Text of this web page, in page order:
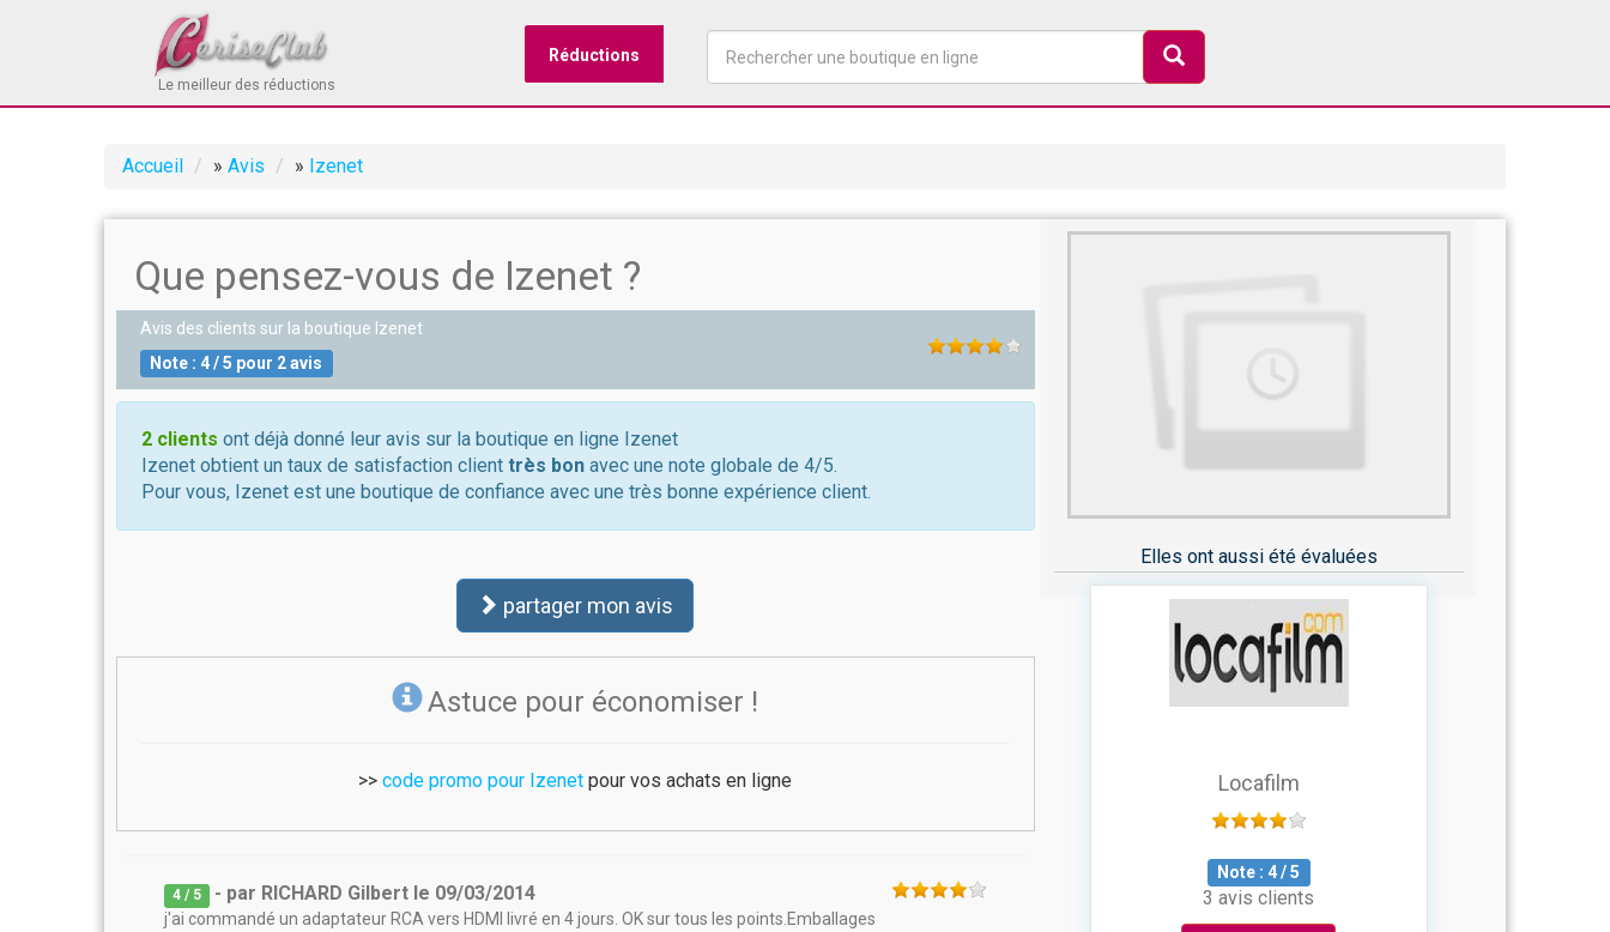
Le meilleur des réductions
Réductions
Accueil » Avis » Izenet
Que pensez-vous de Izenet ?
Avis des clients sur la boutique Izenet
Note : 4/5 pour 2avis
2 clients ont déjà donné leur avis sur la boutique en ligne Izenet
Izenet obtient un taux de satisfaction client très bon avec une note globale de 4/5.
Pour vous, Izenet est une boutique de confiance avec une très bonne expérience client.
partager mon avis
Astuce pour économiser !
>>code promo pour Izenet pour vos achats en ligne
4 / 5 - par RICHARD Gilbert le 09/03/2014
j'ai commandé un adaptateur RCA vers HDMI livré en 4 jours. OK sur tous les points.Emballages
Elles ont aussi été évaluées
Locafilm
Note : 4/5
3 avis clients